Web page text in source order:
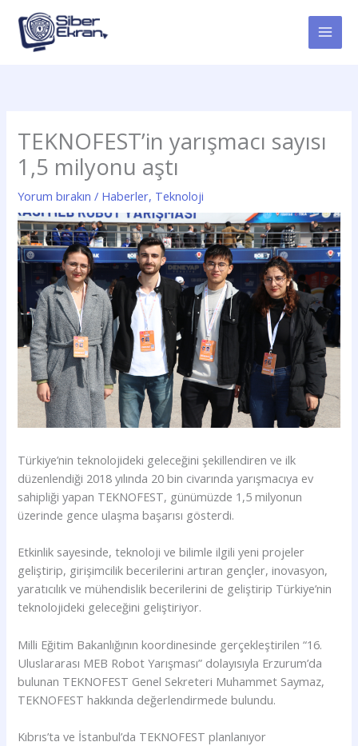
atla
TEKNOFEST’in yarışmacı sayısı
1,5 milyonu aştı
Yorum bırakın / Haberler, Teknoloji
Türkiye’nin teknolojideki geleceğini şekillendiren ve ilk
düzenlendiği 2018 yılında 20 bin civarında yarışmacıya ev
sahipliği yapan TEKNOFEST, günümüzde 1,5 milyonun
üzerinde gence ulaşma başarısı gösterdi.
Etkinlik sayesinde, teknoloji ve bilimle ilgili yeni projeler
geliştirip, girişimcilik becerilerini artıran gençler, inovasyon,
yaratıcılık ve mühendislik becerilerini de geliştirip Türkiye’nin
teknolojideki geleceğini geliştiriyor.
Milli Eğitim Bakanlığının koordinesinde gerçekleştirilen “16.
Uluslararası MEB Robot Yarışması” dolayısıyla Erzurum’da
bulunan TEKNOFEST Genel Sekreteri Muhammet Saymaz,
TEKNOFEST hakkında değerlendirmede bulundu.
Kıbrıs’ta ve İstanbul’da TEKNOFEST planlanıyor